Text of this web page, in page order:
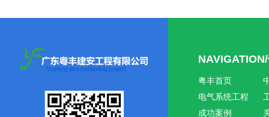
粤丰首页
电气系统工程
成功案例